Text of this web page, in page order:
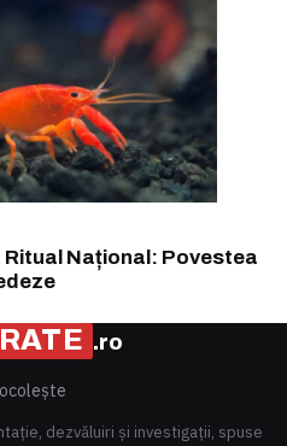
Ritual Național: Povestea
.ro
dezvăluiri și investigații, spuse